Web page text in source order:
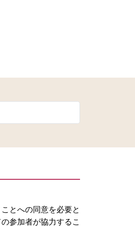
とへの同意を必要と
参加者が協力するこ